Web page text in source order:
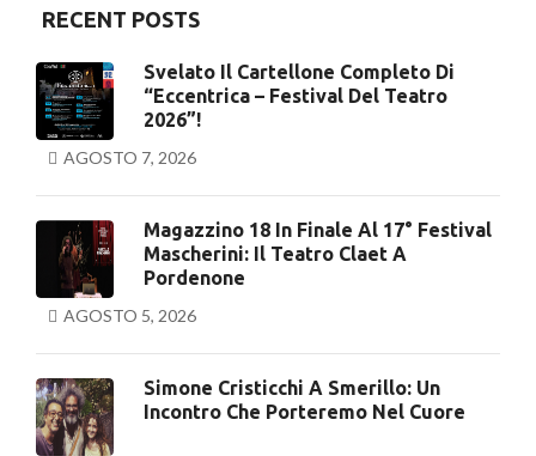
RECENT POSTS
Svelato Il Cartellone Completo Di
“Eccentrica – Festival Del Teatro
2026”!
AGOSTO 7, 2026
Magazzino 18 In Finale Al 17° Festival
Mascherini: Il Teatro Claet A
Pordenone
AGOSTO 5, 2026
Simone Cristicchi A Smerillo: Un
Incontro Che Porteremo Nel Cuore